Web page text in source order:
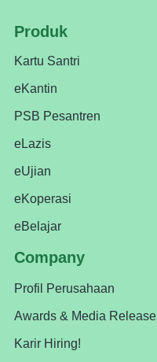
Produk
Kartu Santri
eKantin
PSB Pesantren
eLazis
eUjian
eKoperasi
eBelajar
Company
Profil Perusahaan
Awards & Media Release
Karir Hiring!